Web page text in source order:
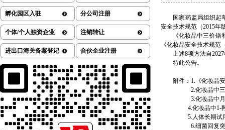
孵化园区入驻 分公司注册
个体/个人独资企业 注销转让
进出口海关备案登记 合伙企业注册
国家药监局组织起草
安全技术规范（2015年
《化妆品中三价铬和
《化妆品安全技术规范
上述8项方法自2027
特此公告。
附件：1.《化妆品
2.化妆品中三
3.化妆品中月桂
4.化妆品中1-羟
5.人体长期试
6.细菌回复突